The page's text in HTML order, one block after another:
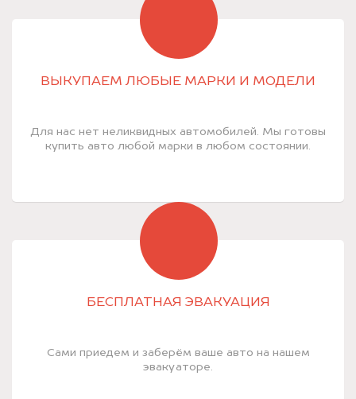
ВЫКУПАЕМ ЛЮБЫЕ МАРКИ И МОДЕЛИ
Для нас нет неликвидных автомобилей. Мы готовы
купить авто любой марки в любом состоянии.
БЕСПЛАТНАЯ ЭВАКУАЦИЯ
Сами приедем и заберём ваше авто на нашем
эвакуаторе.